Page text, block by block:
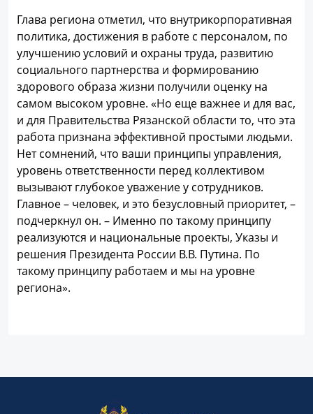
Глава региона отметил, что внутрикорпоративная
политика, достижения в работе с персоналом, по
улучшению условий и охраны труда, развитию
социального партнерства и формированию
здорового образа жизни получили оценку на
самом высоком уровне. «Но еще важнее и для вас,
и для Правительства Рязанской области то, что эта
работа признана эффективной простыми людьми.
Нет сомнений, что ваши принципы управления,
уровень ответственности перед коллективом
вызывают глубокое уважение у сотрудников.
Главное – человек, и это безусловный приоритет, –
подчеркнул он. – Именно по такому принципу
реализуются и национальные проекты, Указы и
решения Президента России В.В. Путина. По
такому принципу работаем и мы на уровне
региона».